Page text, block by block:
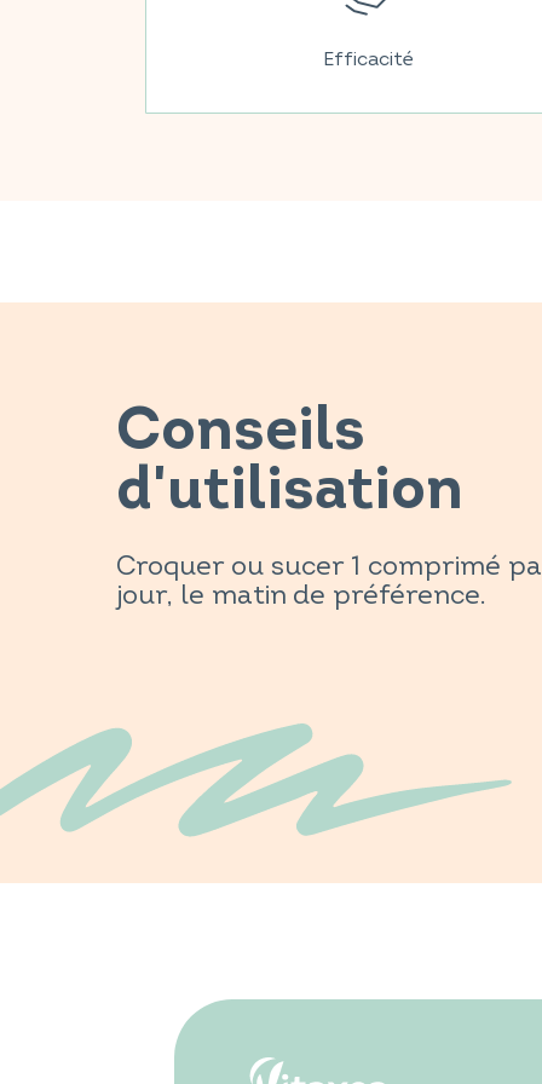
Efficacité
Conseils
d'utilisation
Croquer ou sucer 1 comprimé
jour, le matin de préférence.